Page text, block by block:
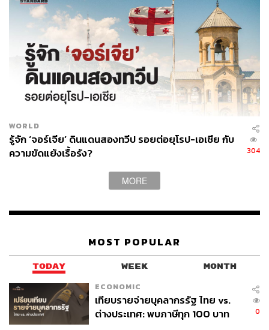
WORLD
รู้จัก ‘จอร์เจีย’ ดินแดนสองทวีป รอยต่อยุโรป-เอเชีย กับ
ความขัดแย้งเรื้อรัง?
304
MORE
MOST POPULAR
TODAY WEEK MONTH
ECONOMIC
เทียบรายจ่ายบุคลากรรัฐ ไทย vs.
ต่างประเทศ: พบภาษีทุก 100 บาท
0